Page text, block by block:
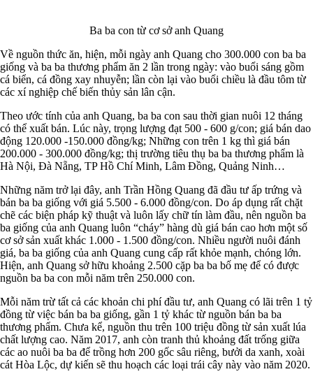
Ba ba con từ cơ sở anh Quang
Về nguồn thức ăn, hiện, mỗi ngày anh Quang cho 300.000 con ba ba
giống và ba ba thương phẩm ăn 2 lần trong ngày: vào buổi sáng gồm
cá biển, cá đồng xay nhuyễn; lần còn lại vào buổi chiều là đầu tôm từ
các xí nghiệp chế biến thủy sản lân cận.
Theo ước tính của anh Quang, ba ba con sau thời gian nuôi 12 tháng
có thể xuất bán. Lúc này, trọng lượng đạt 500 - 600 g/con; giá bán dao
động 120.000 -150.000 đồng/kg; Những con trên 1 kg thì giá bán
200.000 - 300.000 đồng/kg; thị trường tiêu thụ ba ba thương phẩm là
Hà Nội, Đà Nẵng, TP Hồ Chí Minh, Lâm Đồng, Quảng Ninh…
Những năm trở lại đây, anh Trần Hồng Quang đã đầu tư ấp trứng và
bán ba ba giống với giá 5.500 - 6.000 đồng/con. Do áp dụng rất chặt
chẽ các biện pháp kỹ thuật và luôn lấy chữ tín làm đầu, nên nguồn ba
ba giống của anh Quang luôn “cháy” hàng dù giá bán cao hơn một số
cơ sở sản xuất khác 1.000 - 1.500 đồng/con. Nhiều người nuôi đánh
giá, ba ba giống của anh Quang cung cấp rất khỏe mạnh, chóng lớn.
Hiện, anh Quang sở hữu khoảng 2.500 cặp ba ba bố mẹ để có được
nguồn ba ba con mỗi năm trên 250.000 con.
Mỗi năm trừ tất cả các khoản chi phí đầu tư, anh Quang có lãi trên 1 tỷ
đồng từ việc bán ba ba giống, gần 1 tỷ khác từ nguồn bán ba ba
thương phẩm. Chưa kể, nguồn thu trên 100 triệu đồng từ sản xuất lúa
chất lượng cao. Năm 2017, anh còn tranh thủ khoảng đất trống giữa
các ao nuôi ba ba để trồng hơn 200 gốc sâu riêng, bưởi da xanh, xoài
cát Hòa Lộc, dự kiến sẽ thu hoạch các loại trái cây này vào năm 2020.